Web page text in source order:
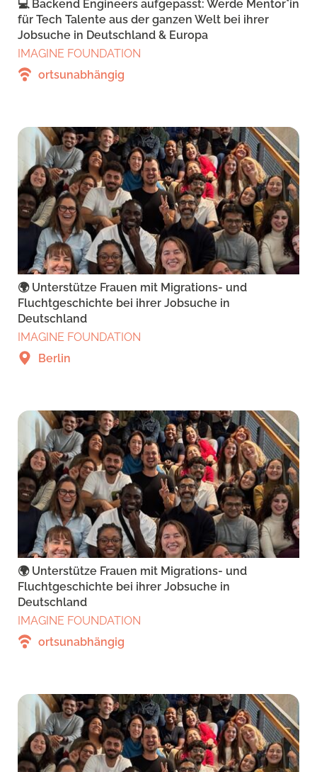
💻 Backend Engineers aufgepasst: Werde Mentor*in
für Tech Talente aus der ganzen Welt bei ihrer
Jobsuche in Deutschland & Europa
IMAGINE FOUNDATION
ortsunabhängig
🌍 Unterstütze Frauen mit Migrations- und
Fluchtgeschichte bei ihrer Jobsuche in
Deutschland
IMAGINE FOUNDATION
Berlin
🌍 Unterstütze Frauen mit Migrations- und
Fluchtgeschichte bei ihrer Jobsuche in
Deutschland
IMAGINE FOUNDATION
ortsunabhängig